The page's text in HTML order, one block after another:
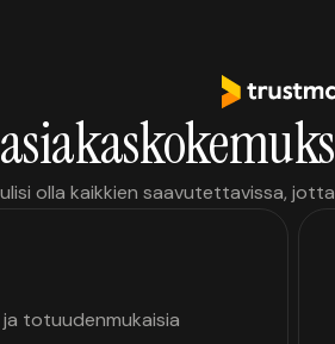
olla kaikkien saavutettavissa,
totuudenmukaisia